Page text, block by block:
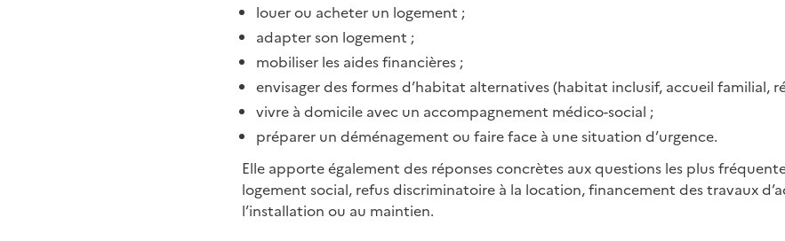
louer ou acheter un logement ;
adapter son logement ;
mobiliser les aides financières ;
envisager des formes d’habitat alternatives (habitat inclusif, accueil familial,
vivre à domicile avec un accompagnement médico-social ;
préparer un déménagement ou faire face à une situation d’urgence.
Elle apporte également des réponses concrètes aux questions les plus
logement social, refus discriminatoire à la location, financement des travaux
l’installation ou au maintien.